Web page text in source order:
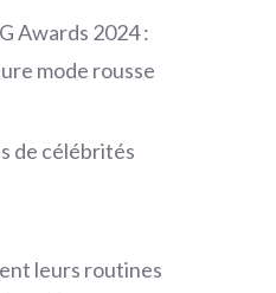
Awards 2024 :
mode rousse
de célébrités
leurs routines